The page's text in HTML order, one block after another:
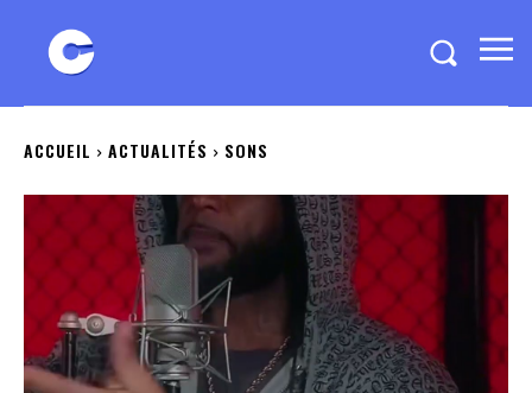
ACCUEIL ACTUALITÉS SONS